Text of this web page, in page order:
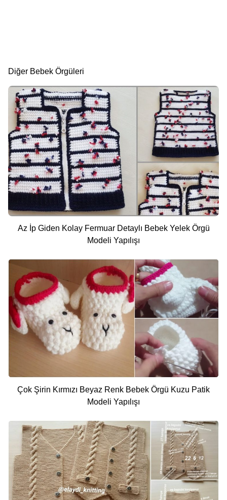
Diğer Bebek Örgüleri
Az İp Giden Kolay Fermuar Detaylı Bebek Yelek Örgü
Modeli Yapılışı
Çok Şirin Kırmızı Beyaz Renk Bebek Örgü Kuzu Patik
Modeli Yapılışı